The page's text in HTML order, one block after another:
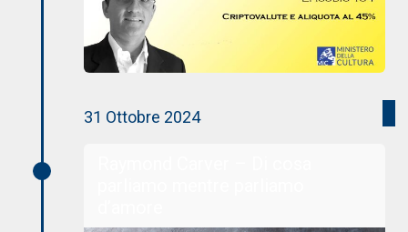
31 Ottobre 2024